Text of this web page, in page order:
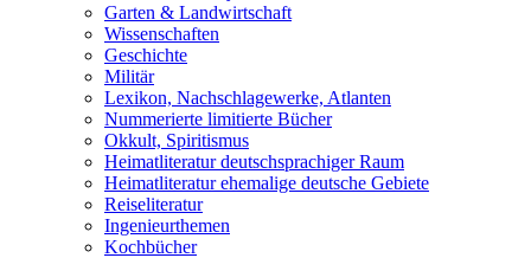
Garten & Landwirtschaft
Wissenschaften
Geschichte
Militär
Lexikon, Nachschlagewerke, Atlanten
Nummerierte limitierte Bücher
Okkult, Spiritismus
Heimatliteratur deutschsprachiger Raum
Heimatliteratur ehemalige deutsche Gebiete
Reiseliteratur
Ingenieurthemen
Kochbücher